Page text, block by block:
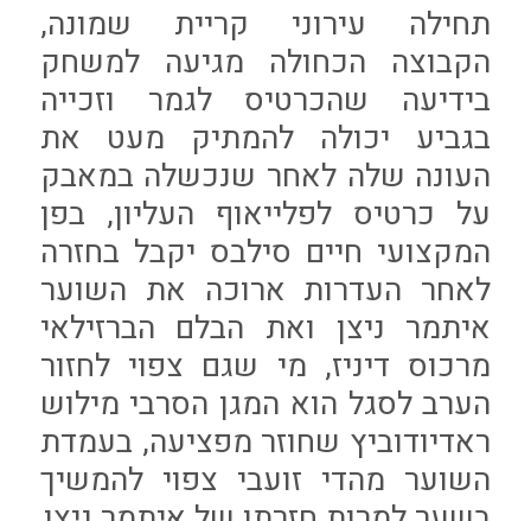
תחילה עירוני קריית שמונה,
הקבוצה הכחולה מגיעה למשחק
בידיעה שהכרטיס לגמר וזכייה
בגביע יכולה להמתיק מעט את
העונה שלה לאחר שנכשלה במאבק
על כרטיס לפלייאוף העליון, בפן
המקצועי חיים סילבס יקבל בחזרה
לאחר העדרות ארוכה את השוער
איתמר ניצן ואת הבלם הברזילאי
מרכוס דיניז, מי שגם צפוי לחזור
הערב לסגל הוא המגן הסרבי מילוש
ראדיודוביץ שחוזר מפציעה, בעמדת
השוער מהדי זועבי צפוי להמשיך